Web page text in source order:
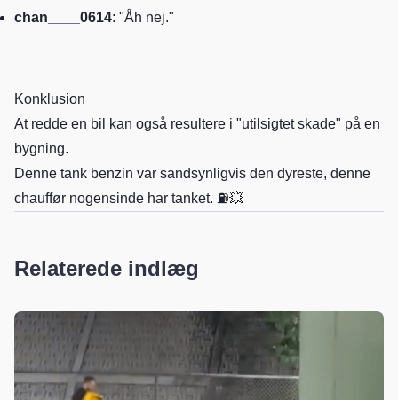
chan____0614: "Åh nej."
Konklusion
At redde en bil kan også resultere i "utilsigtet skade" på en
bygning.
Denne tank benzin var sandsynligvis den dyreste, denne
chauffør nogensinde har tanket. ⛽💥
Relaterede indlæg